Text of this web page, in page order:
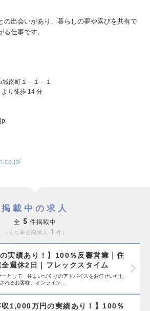
の出会いがあり、暮らしの夢や喜びを共有で
仕事です。
南町１－１－１
り徒歩 14 分
掲載中の求人
全 5 件掲載中
うち非公開求人 1 件
実績あり！】100％反響営業｜住
週休2日｜フレックスタイム
ーとして、住まいづくりのアドバイスをお任せいたし
れるお客様、オンライン…
収1,000万円の実績あり！】100％